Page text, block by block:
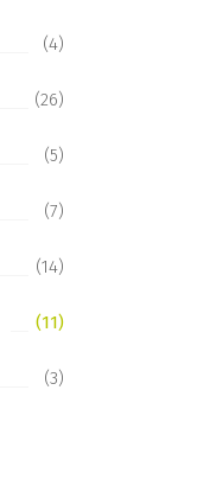
(4)
(26)
(5)
(7)
(14)
(11)
(3)